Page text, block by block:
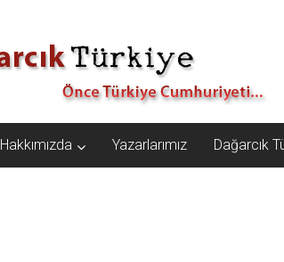
Hakkımızda Yazarlarımız Dağarcık